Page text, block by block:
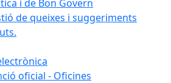
i de Bon Govern
de queixes i suggeriments
oficial - Oficines